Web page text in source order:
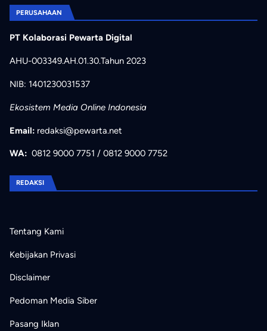
PERUSAHAAN
PT Kolaborasi Pewarta Digital
AHU-003349.AH.01.30.Tahun 2023
NIB: 1401230031537
Ekosistem Media Online Indonesia
Email: redaksi@pewarta.net
WA: 0812 9000 7751 / 0812 9000 7752
REDAKSI
Tentang Kami
Kebijakan Privasi
Disclaimer
Pedoman Media Siber
Pasang Iklan